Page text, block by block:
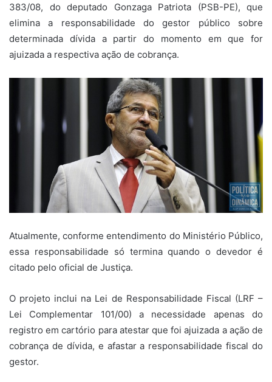
383/08, do deputado Gonzaga Patriota (PSB-PE), que
elimina a responsabilidade do gestor público sobre
determinada dívida a partir do momento em que for
ajuizada a respectiva ação de cobrança.
Atualmente, conforme entendimento do Ministério Público,
essa responsabilidade só termina quando o devedor é
citado pelo oficial de Justiça.
O projeto inclui na Lei de Responsabilidade Fiscal (LRF –
Lei Complementar 101/00) a necessidade apenas do
registro em cartório para atestar que foi ajuizada a ação de
cobrança de dívida, e afastar a responsabilidade fiscal do
gestor.